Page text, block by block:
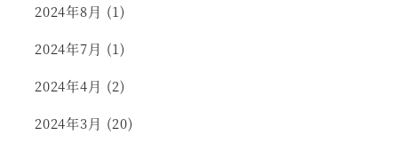
2024年8月 (1)
2024年7月 (1)
2024年4月 (2)
2024年3月 (20)